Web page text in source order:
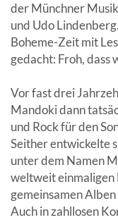
der Münchner
und Udo
Boheme-Zeit mit
gedacht: Froh, dass
Vor fast drei
Mandoki dann
und Rock für den
Seither entwickelte
unter dem Namen
weltweit einmaligen
gemeinsamen
Auch in zahllosen